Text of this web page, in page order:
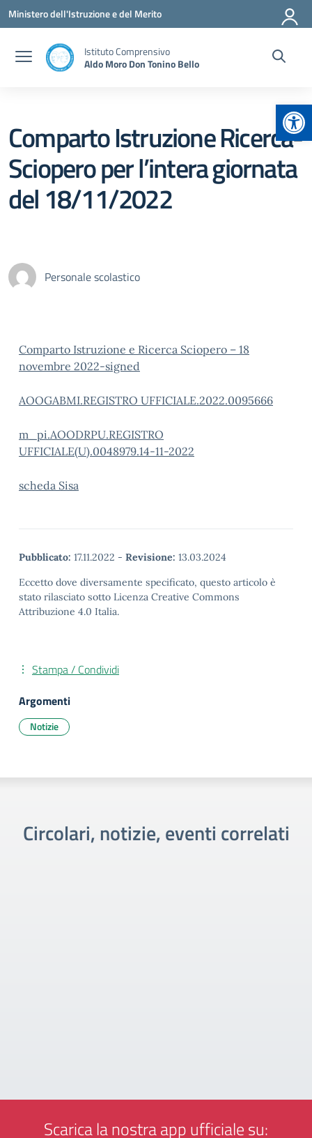
Vai ai contenuti
Vai al menu di navigazione
Vai al footer
Ministero dell'Istruzione e del Merito
Istituto Comprensivo
Aldo Moro Don Tonino Bello
Comparto Istruzione Ricerca-
Sciopero per l’intera giornata
del 18/11/2022
Personale scolastico
Comparto Istruzione e Ricerca Sciopero – 18
novembre 2022-signed
AOOGABMI.REGISTRO UFFICIALE.2022.0095666
m_pi.AOODRPU.REGISTRO
UFFICIALE(U).0048979.14-11-2022
scheda Sisa
Pubblicato: 17.11.2022 - Revisione: 13.03.2024
Eccetto dove diversamente specificato, questo articolo è
stato rilasciato sotto Licenza Creative Commons
Attribuzione 4.0 Italia.
Stampa / Condividi
Argomenti
Notizie
Circolari, notizie, eventi correlati
Scarica la nostra app ufficiale su: